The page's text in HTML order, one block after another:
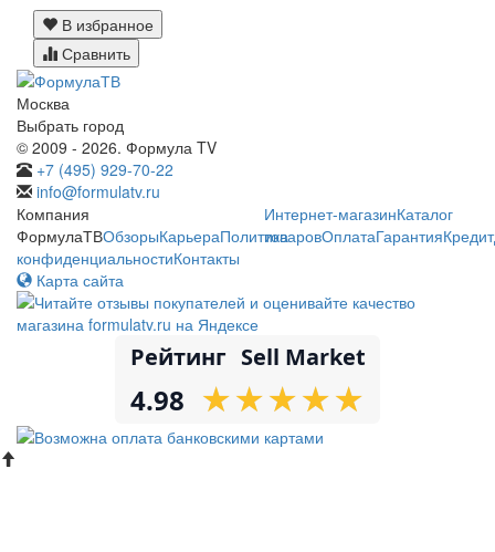
В избранное
Сравнить
Москва
Выбрать город
© 2009 - 2026. Формула TV
+7 (495) 929-70-22
info@formulatv.ru
Компания
ФормулаТВОбзорыКарьераПолитика
конфиденциальностиКонтакты
Интернет-магазинКаталог
товаровОплатаГарантияКредит
Карта сайта
Рейтинг Sell Market
4.98 ★
★★
★★
★★
★★
★